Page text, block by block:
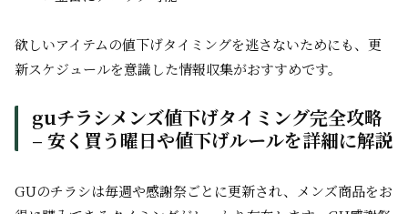
欲しいアイテムの値下げタイミングを逃さないためにも、更
新スケジュールを意識した情報収集がおすすめです。
guチラシメンズ値下げタイミング完全攻略
– 安く買う曜日や値下げルールを詳細に解説
GUのチラシは毎週や感謝祭ごとに更新され、メンズ商品をお